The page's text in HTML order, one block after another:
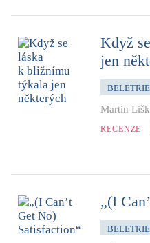
Když
jen
Martin
RECENZE
„(I